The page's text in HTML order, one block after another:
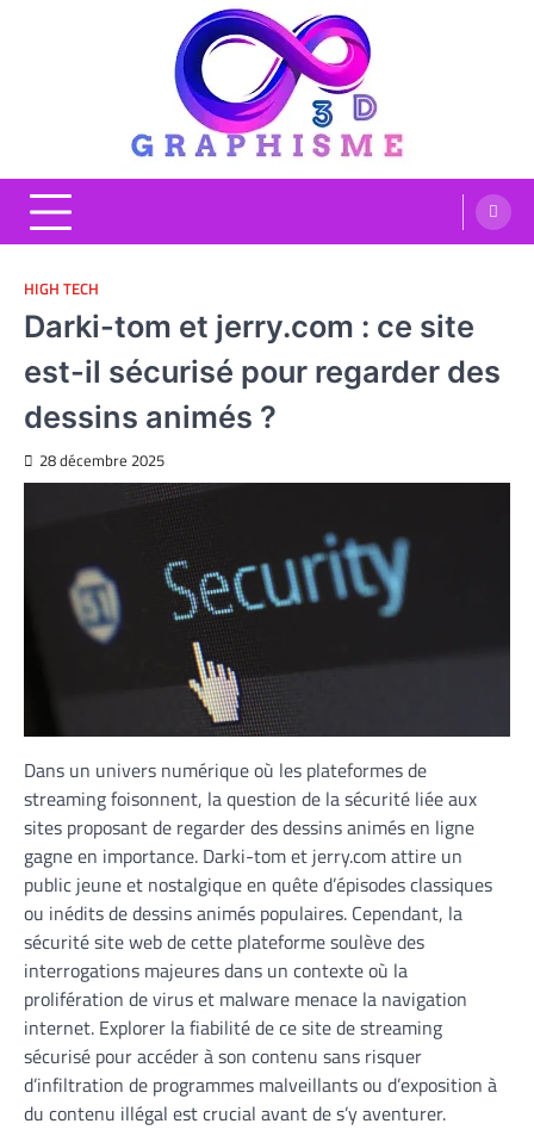
HIGH TECH
Darki-tom et jerry.com : ce site
est-il sécurisé pour regarder des
dessins animés ?
28 décembre 2025
Dans un univers numérique où les plateformes de
streaming foisonnent, la question de la sécurité liée aux
sites proposant de regarder des dessins animés en ligne
gagne en importance. Darki-tom et jerry.com attire un
public jeune et nostalgique en quête d’épisodes classiques
ou inédits de dessins animés populaires. Cependant, la
sécurité site web de cette plateforme soulève des
interrogations majeures dans un contexte où la
prolifération de virus et malware menace la navigation
internet. Explorer la fiabilité de ce site de streaming
sécurisé pour accéder à son contenu sans risquer
d’infiltration de programmes malveillants ou d’exposition à
du contenu illégal est crucial avant de s’y aventurer.